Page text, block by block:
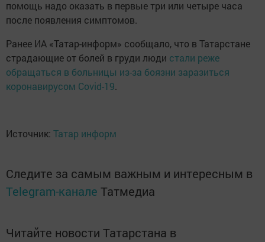
помощь надо оказать в первые три или четыре часа
после появления симптомов.
Ранее ИА «Татар-информ» сообщало, что в Татарстане
страдающие от болей в груди люди стали реже
обращаться в больницы из-за боязни заразиться
коронавирусом Covid-19.
Источник: Татар информ
Следите за самым важным и интересным в
Telegram-канале Татмедиа
Читайте новости Татарстана в